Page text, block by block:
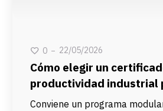
0 22/05/2026
Cómo elegir un
productividad industrial
equipo de planta
Conviene un programa